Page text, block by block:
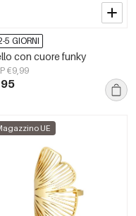
5 GIORNI
con cuore funky
€9,99
UE